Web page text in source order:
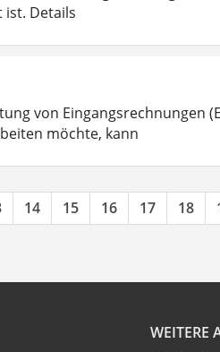
ist. Details
von Eingangsrechnungen
möchte, kann
14 15 16 17 18
WEITERE